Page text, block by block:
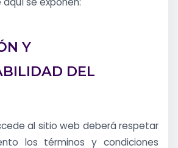
Y
DEL
al sitio web deberá respetar
los términos y condiciones